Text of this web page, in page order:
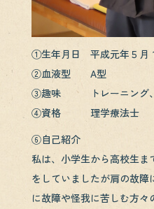
①生年月日 平成元年５月
②血液型 A型
③趣味 トレーニング
④資格 理学療法士
⑥自己紹介
私は、小学生から高校生ま
をしていましたが肩の故障
に故障や怪我に苦しむ方